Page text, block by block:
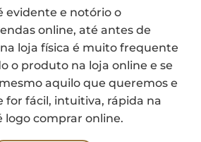
evidente e notório o
online, até antes de
loja física é muito frequente
o produto na loja online e se
aquilo que queremos e
for fácil, intuitiva, rápida na
logo comprar online.